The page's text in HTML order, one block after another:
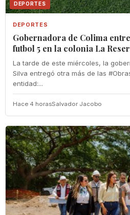
DEPORTES
DEPORTES
Gobernadora de Colima
futbol 5 en la colonia La
La tarde de este miércoles, la
Silva entregó otra más de las
entidad:...
Hace 4 horasSalvador Jacobo